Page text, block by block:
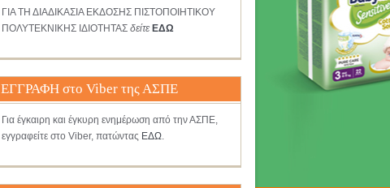
ΓΙΑ ΤΗ ΔΙΑΔΙΚΑΣΙΑ ΕΚΔΟΣΗΣ ΠΙΣΤΟΠΟΙΗΤΙΚΟΥ
ΠΟΛΥΤΕΚΝΙΚΗΣ ΙΔΙΟΤΗΤΑΣ δείτε ΕΔΩ
ΕΓΓΡΑΦΗ στο Viber της ΑΣΠΕ
Για έγκαιρη και έγκυρη ενημέρωση από την ΑΣΠΕ,
εγγραφείτε στο Viber, πατώντας ΕΔΩ.